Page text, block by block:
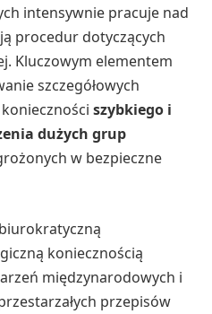
intensywnie pracuje nad
procedur dotyczących
Kluczowym elementem
szczegółowych
szybkiego i
dużych grup
w bezpieczne
koniecznością
międzynarodowych i
przepisów